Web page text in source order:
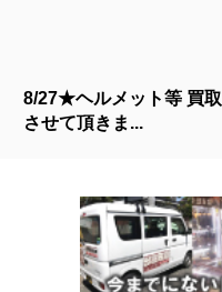
8/27★ヘルメット等 買取
させて頂きま...